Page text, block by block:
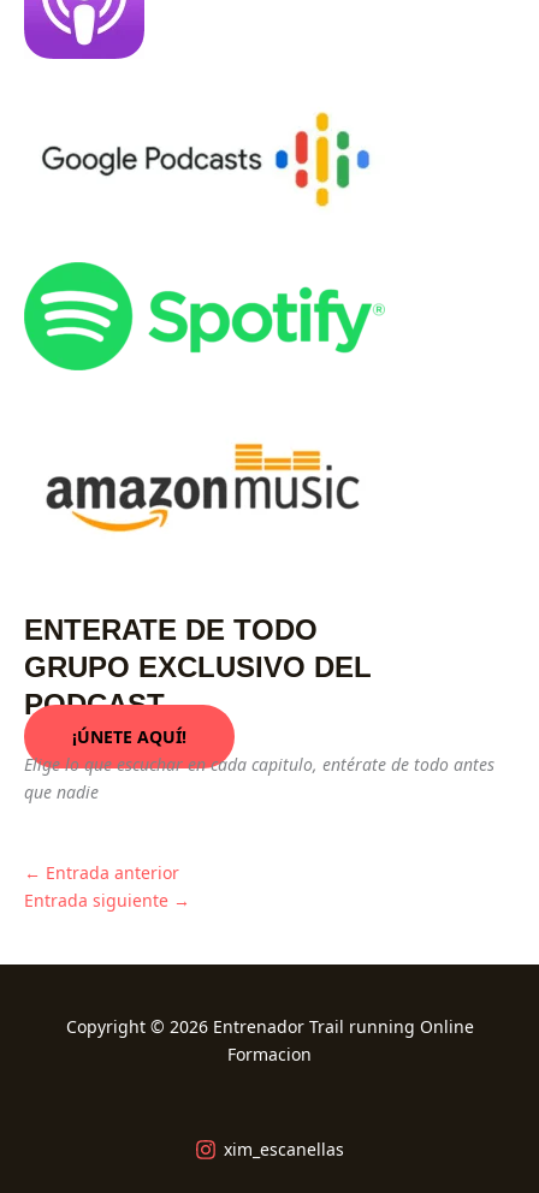
ENTERATE DE TODO
GRUPO EXCLUSIVO DEL
PODCAST
¡ÚNETE AQUÍ!
Elige lo que escuchar en cada capitulo, entérate de todo antes
que nadie
← Entrada anterior
Entrada siguiente →
Copyright © 2026 Entrenador Trail running Online
Formacion
xim_escanellas